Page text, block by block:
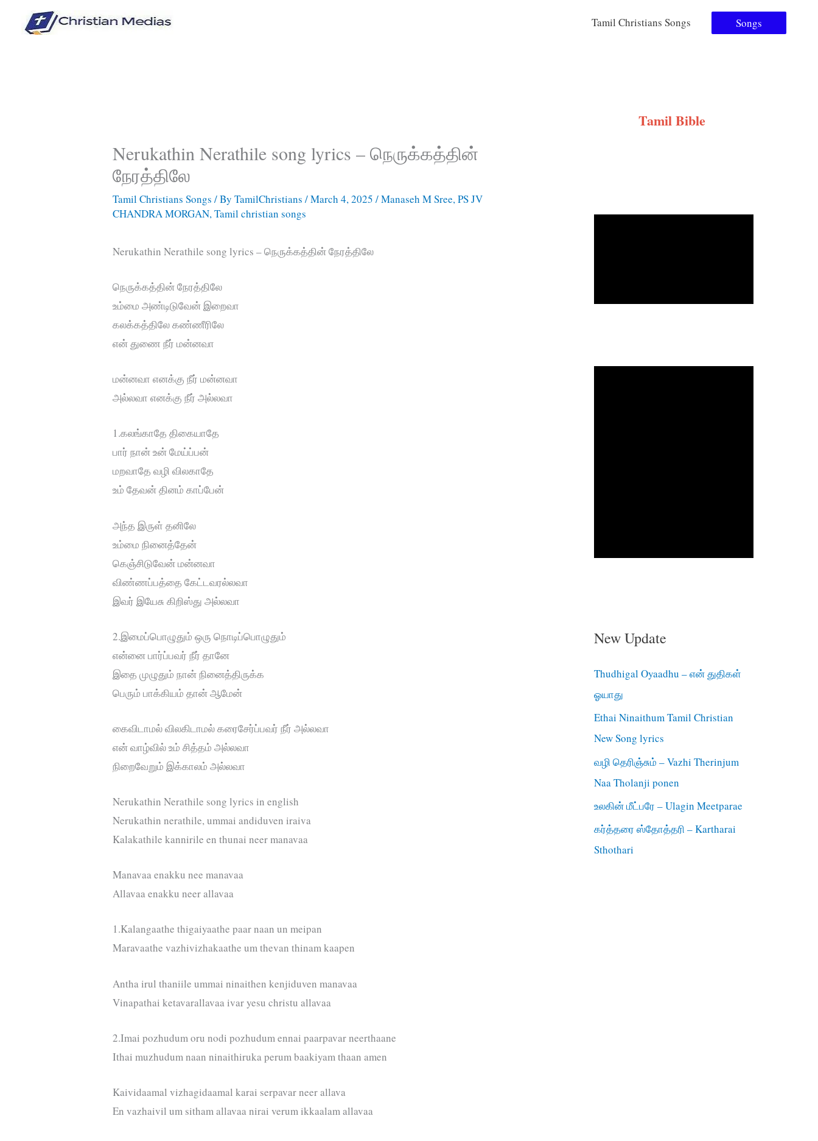
Tamil Christians Songs Songs
Nerukathin Nerathile song lyrics – நெருக்கத்தின்
நேரத்திலே
Tamil Christians Songs / ByTamilChristians/March 4, 2025/Manaseh M Sree,PS JV
CHANDRA MORGAN,Tamil christian songs
Nerukathin Nerathile song lyrics – நெருக்கத்தின் நேரத்திலே
நெருக்கத்தின் நேரத்திலே
உம்மை அண்டிடுவேன் இறைவா
கலக்கத்திலே கண்ணீரிலே
என் துணை நீர் மன்னவா
மன்னவா எனக்கு நீர் மன்னவா
அல்லவா எனக்கு நீர் அல்லவா
1.கலங்காதே திகையாதே
பார் நான் உன் மேய்ப்பன்
மறவாதே வழி விலகாதே
உம் தேவன் தினம் காப்பேன்
அந்த இருள் தனிலே
உம்மை நினைத்தேன்
கெஞ்சிடுவேன் மன்னவா
விண்ணப்பத்தை கேட்டவரல்லவா
இவர் இயேசு கிறிஸ்து அல்லவா
2.இமைப்பொழுதும் ஒரு நொடிப்பொழுதும்
என்னை பார்ப்பவர் நீர் தானே
இதை முழுதும் நான் நினைத்திருக்க
பெரும் பாக்கியம் தான் ஆமேன்
கைவிடாமல் விலகிடாமல் கரைசேர்ப்பவர் நீர் அல்லவா
என் வாழ்வில் உம் சித்தம் அல்லவா
நிறைவேறும் இக்காலம் அல்லவா
Nerukathin Nerathile song lyrics in english
Nerukathin nerathile, ummai andiduven iraiva
Kalakathile kannirile en thunai neer manavaa
Manavaa enakku nee manavaa
Allavaa enakku neer allavaa
1.Kalangaathe thigaiyaathe paar naan un meipan
Maravaathe vazhivizhakaathe um thevan thinam kaapen
Antha irul thaniile ummai ninaithen kenjiduven manavaa
Vinapathai ketavarallavaa ivar yesu christu allavaa
2.Imai pozhudum oru nodi pozhudum ennai paarpavar neerthaane
Ithai muzhudum naan ninaithiruka perum baakiyam thaan amen
Kaividaamal vizhagidaamal karai serpavar neer allava
En vazhaivil um sitham allavaa nirai verum ikkaalam allavaa
Tamil Bible
New Update
Thudhigal Oyaadhu – என் துதிகள்
ஓயாது
Ethai Ninaithum Tamil Christian
New Song lyrics
வழி தெரிஞ்சும் – Vazhi Therinjum
Naa Tholanji ponen
உலகின் மீட்பரே – Ulagin Meetparae
கர்த்தரை ஸ்தோத்தரி – Kartharai
Sthothari